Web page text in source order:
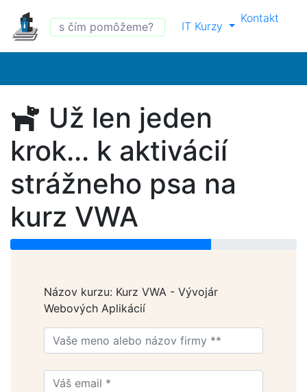
IT Kurzy
Kontakt
Už len jeden
krok... k aktivácií
strážneho psa na
kurz VWA
Názov kurzu: Kurz VWA - Vývojár
Webových Aplikácií